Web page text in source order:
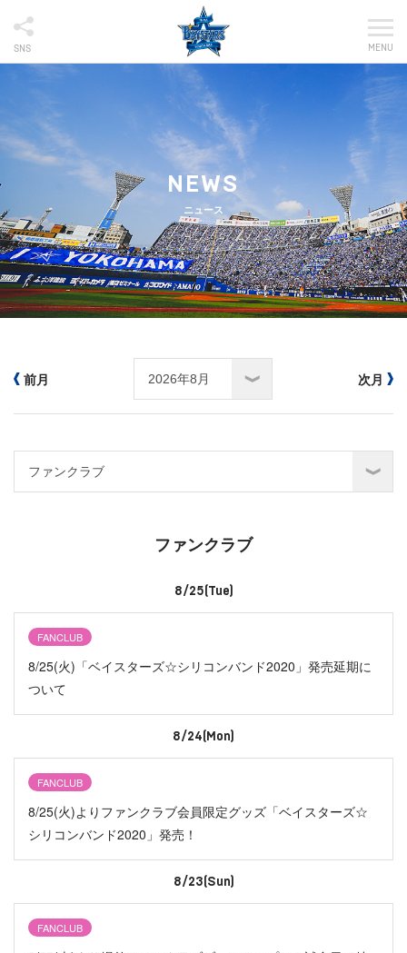
SNS MENU
NEWS
ニュース
前月 次月
ファンクラブ
8/25(Tue)
FANCLUB
8/25(火)「ベイスターズ☆シリコンバンド2020」発売延期に
ついて
8/24(Mon)
FANCLUB
8/25(火)よりファンクラブ会員限定グッズ「ベイスターズ☆
シリコンバンド2020」発売！
8/23(Sun)
FANCLUB